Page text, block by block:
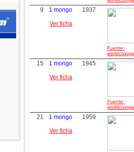
9
1 mongo
Ver ficha
1937
Fuente:
15
1 mongo
Ver ficha
1945
Fuente:
21
1 mongo
Ver ficha
1959